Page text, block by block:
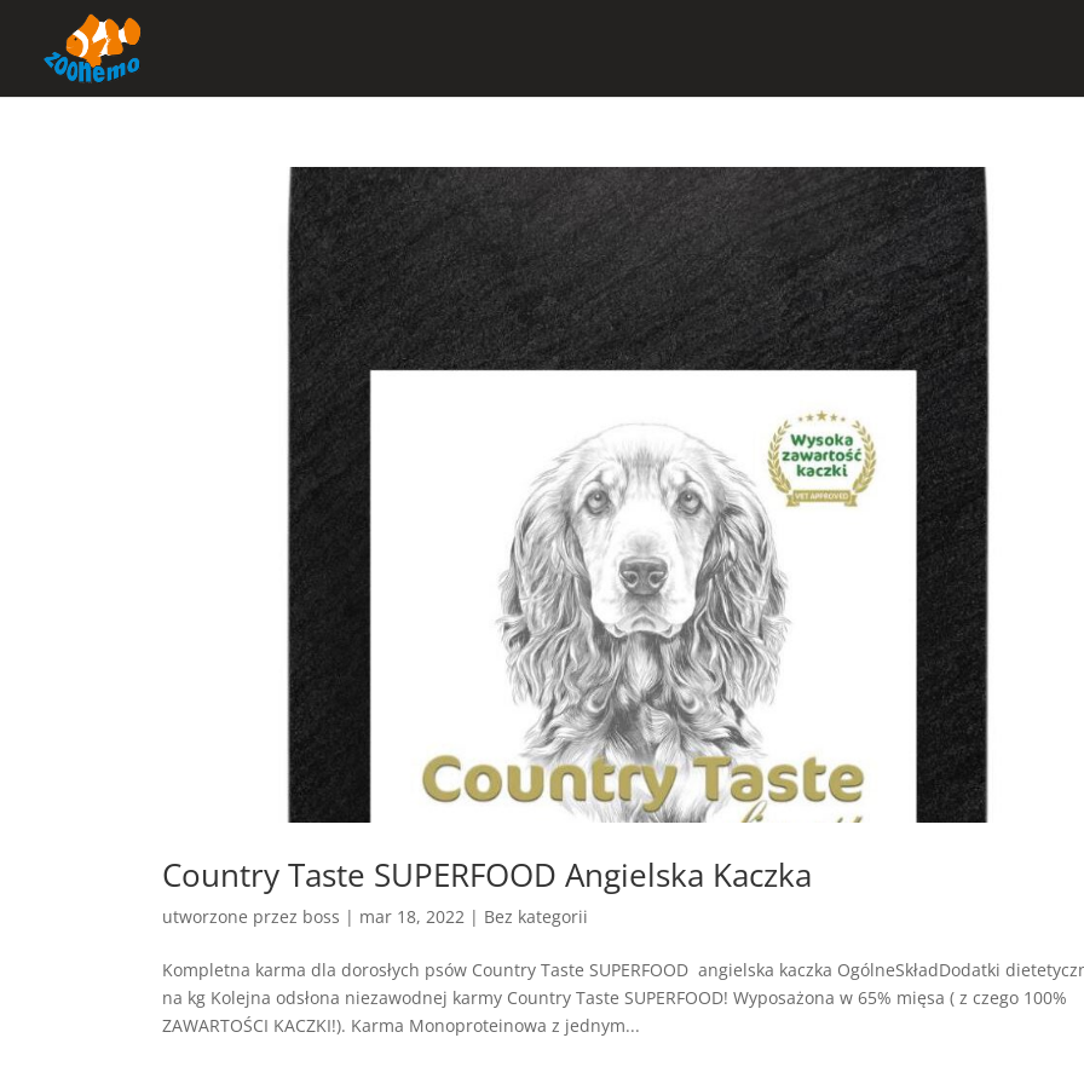
Country Taste SUPERFOOD Angielska Kaczka
utworzone przez boss | mar 18, 2022 | Bez kategorii
Kompletna karma dla dorosłych psów Country Taste SUPERFOOD angielska kaczka OgólneSkładDodatki
na kg Kolejna odsłona niezawodnej karmy Country Taste SUPERFOOD! Wyposażona w 65% mięsa ( z czego 100%
ZAWARTOŚCI KACZKI!). Karma Monoproteinowa z jednym...